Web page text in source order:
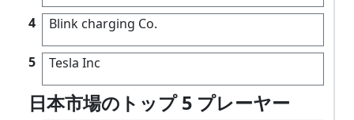
4 Blink charging Co.
5 Tesla Inc
日本市場のトップ 5 プレーヤー